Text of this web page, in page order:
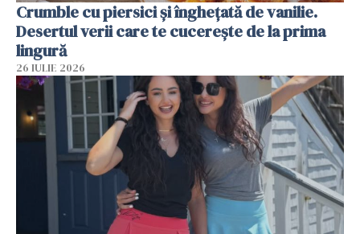
Crumble cu piersici și înghețată de vanilie.
Desertul verii care te cucerește de la prima
lingură
26 IULIE 2026